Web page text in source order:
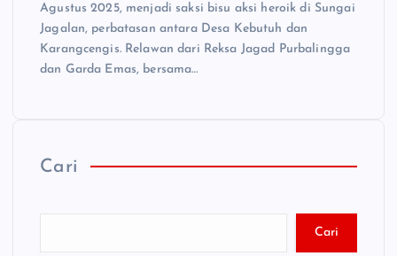
Agustus 2025, menjadi saksi bisu aksi heroik di Sungai
Jagalan, perbatasan antara Desa Kebutuh dan
Karangcengis. Relawan dari Reksa Jagad Purbalingga
dan Garda Emas, bersama…
Cari
Cari